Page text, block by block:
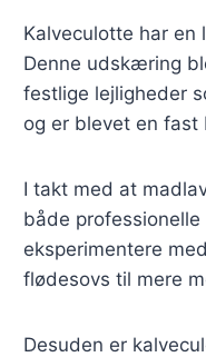
Kalveculotte har
Denne udskæring
festlige lejligheder
og er blevet en fast
I takt med at
både
eksperimentere
flødesovs til mere
Desuden er